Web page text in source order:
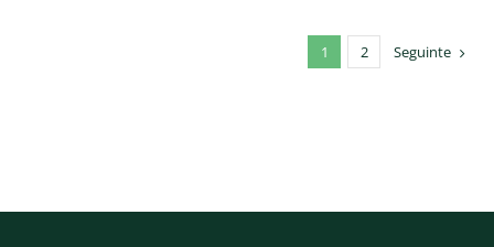
1 2 Seguinte